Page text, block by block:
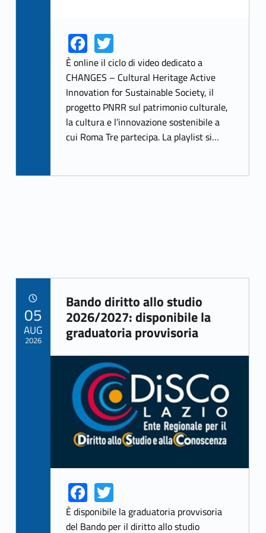
Link identifier share facebook archive #share-link-archive-75482Fa
ce
b
o
o
k
Link identifier share twitter archive #share-link-archive-74071T
w
itt
er
È online il ciclo di video dedicato a
CHANGES – Cultural Heritage Active
Innovation for Sustainable Society, il
progetto PNRR sul patrimonio culturale,
la cultura e l’innovazione sostenibile a
cui Roma Tre partecipa. La playlist si…
Link identifier archive #link-archive-89145
Bando diritto allo studio
2026/2027: disponibile la
graduatoria provvisoria
Link identifier archive #link-archive-thumb-soap-59432
Link identifier share facebook archive #share-link-archive-1909Fa
ce
Link identifier share twitter archive #share-link-archive-9761T
w
È disponibile la graduatoria provvisoria
del Bando per il diritto allo studio
POSTED ON:05
AUG
2026